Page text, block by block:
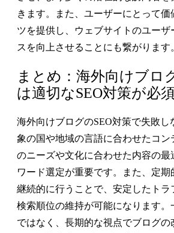
きます。また、ユーザーにとって価
ツを提供し、ウェブサイトのユーザ
スを向上させることにも繋がります
まとめ：海外向けブロ
は適切なSEO対策が必須
海外向けブログのSEO対策で失敗し
象の国や地域の言語に合わせたコン
のニーズや文化に合わせた内容の最
ワード選定が重要です。また、定期
継続的に行うことで、安定したトラ
検索順位の維持が可能になります。
ではなく、長期的な視点でブログの